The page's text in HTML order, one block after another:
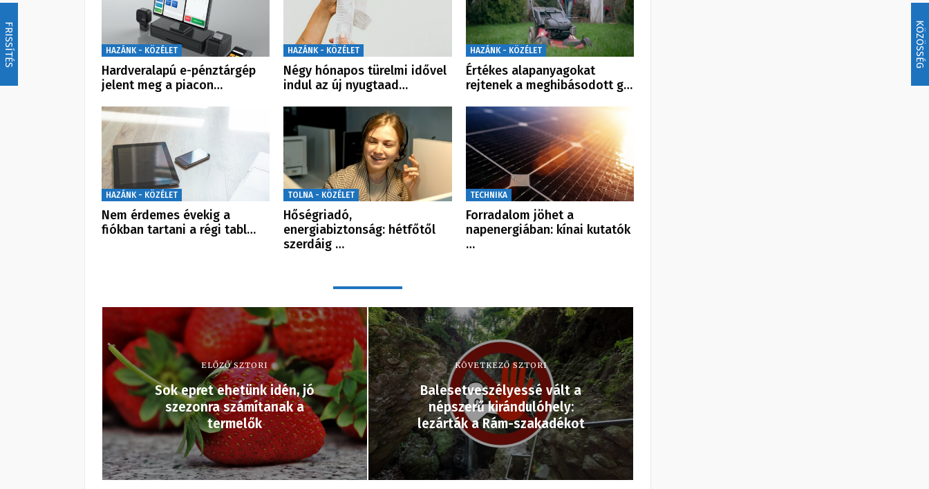
FRISSÍTÉS KÖZÖSSÉG
HAZÁNK - KÖZÉLET
Hardveralapú e-pénztárgép
jelent meg a piacon…
HAZÁNK - KÖZÉLET
Négy hónapos türelmi idővel
indul az új nyugtaad…
HAZÁNK - KÖZÉLET
Értékes alapanyagokat
rejtenek a meghibásodott g…
HAZÁNK - KÖZÉLET
Nem érdemes évekig a
fiókban tartani a régi tabl…
TOLNA - KÖZÉLET
Hőségriadó,
energiabiztonság: hétfőtől
szerdáig …
TECHNIKA
Forradalom jöhet a
napenergiában: kínai kutatók
…
ELŐZŐ SZTORI
Sok epret ehetünk idén, jó
szezonra számítanak a
termelők
KÖVETKEZŐ SZTORI
Balesetveszélyessé vált a
népszerű kirándulóhely:
lezárták a Rám-szakadékot